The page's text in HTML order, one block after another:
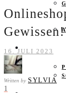
SPAREN
16. JULI 2023
Written by SYLVIA
1